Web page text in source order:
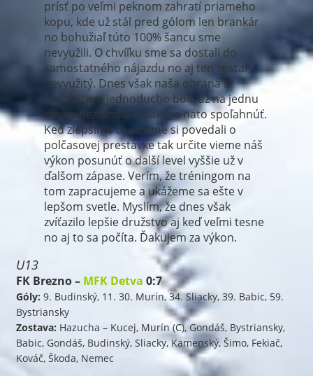
prísť po veľmi peknom zahratí priameho
kopu, kde už stál pred gólom len brankár
no bohužiaľ túto 100% šancu sme
nevyužili. O chvíľku sme sa dostali do
samostatného nájazdu no aj ten zostal
nevyužitý. Dnes však naša obrana s
brankárom jednoducho bola až na jednu
chybu nezlomná a dalo sa nato spoľahnúť.
Keď zlepšíme to čo sme si povedali o
polčasovej prestávke tak určite vieme náš
výkon posunúť o další level vyššie už v
ďalšom zápase. Verím, že tréningom na
tom zapracujeme a ukážeme sa ešte v
lepšom svetle. Myslím, že dnes však
zvíťazilo lepšie družstvo aj keď veľmi tesne
no aj to sa počíta. Ďakujem za výkon.
U13
FK Brezno – MFK Detva 0:7
Góly: 9. Budinský, 11. 30. Murín, 34. Sliacky, 39. Babic, 59.
Bystriansky
Zostava: Hazucha – Kucej, Murín (C), Gondáš, Bystriansky,
Babic, Gondáš, Budinský, Sliacky, Kamenský, Šimo, Fekiač,
Kováč, Škoda, Nemec